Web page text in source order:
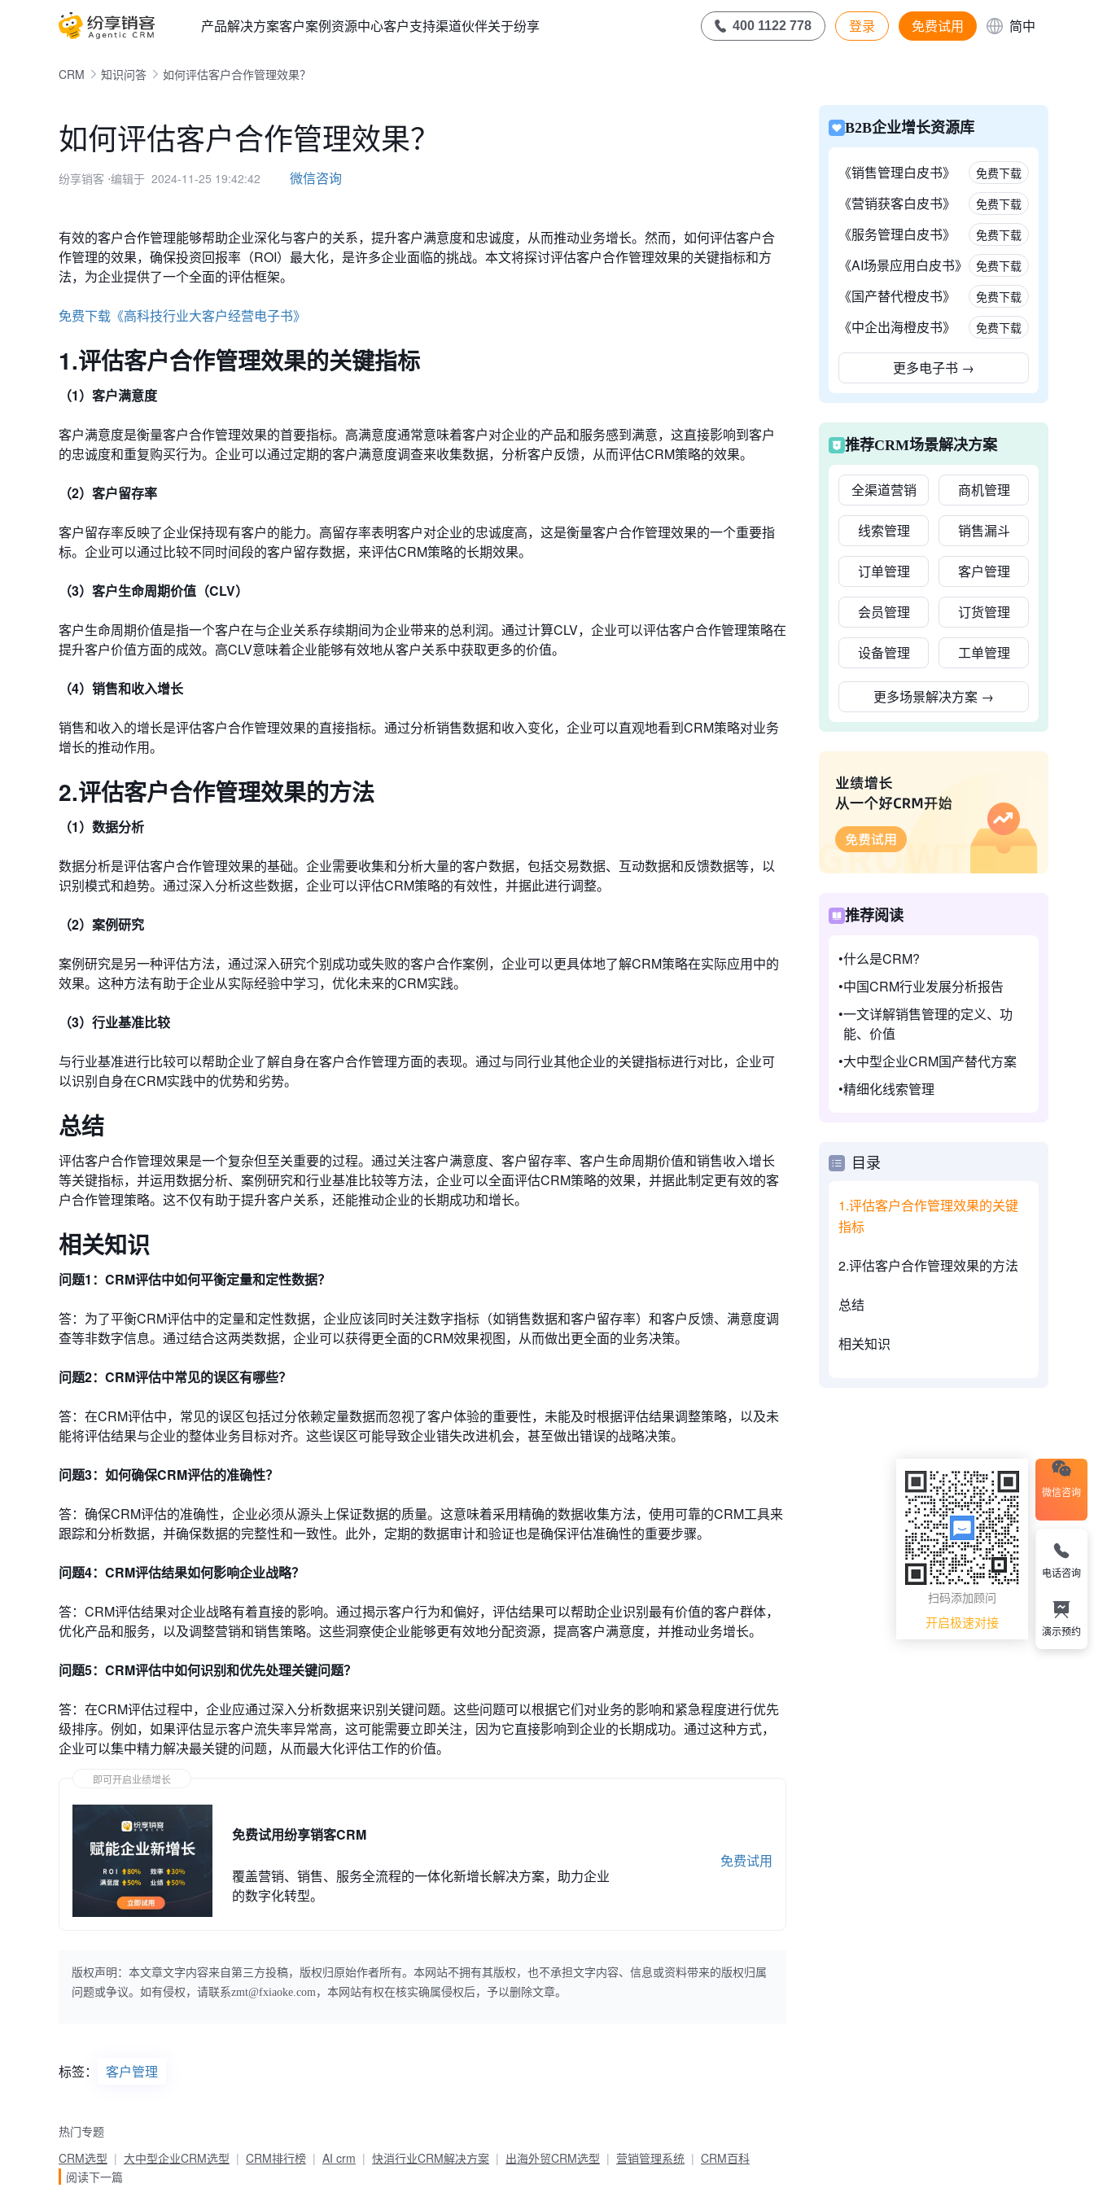
产品解决方案客户案例资源中心客户支持渠道伙伴关于纷享 400 1122 778 登录 免费试用 简中
CRM 知识问答 如何评估客户合作管理效果？
如何评估客户合作管理效果？
纷享销客 ⋅编辑于 2024-11-25 19:42:42 微信咨询
有效的客户合作管理能够帮助企业深化与客户的关系，提升客户满意度和忠诚度，从而推动业务增长。然而，如何评估客户合
作管理的效果，确保投资回报率（ROI）最大化，是许多企业面临的挑战。本文将探讨评估客户合作管理效果的关键指标和方
法，为企业提供了一个全面的评估框架。
免费下载《高科技行业大客户经营电子书》
1.评估客户合作管理效果的关键指标
（1）客户满意度
客户满意度是衡量客户合作管理效果的首要指标。高满意度通常意味着客户对企业的产品和服务感到满意，这直接影响到客户
的忠诚度和重复购买行为。企业可以通过定期的客户满意度调查来收集数据，分析客户反馈，从而评估CRM策略的效果。
（2）客户留存率
客户留存率反映了企业保持现有客户的能力。高留存率表明客户对企业的忠诚度高，这是衡量客户合作管理效果的一个重要指
标。企业可以通过比较不同时间段的客户留存数据，来评估CRM策略的长期效果。
（3）客户生命周期价值（CLV）
客户生命周期价值是指一个客户在与企业关系存续期间为企业带来的总利润。通过计算CLV，企业可以评估客户合作管理策略在
提升客户价值方面的成效。高CLV意味着企业能够有效地从客户关系中获取更多的价值。
（4）销售和收入增长
销售和收入的增长是评估客户合作管理效果的直接指标。通过分析销售数据和收入变化，企业可以直观地看到CRM策略对业务
增长的推动作用。
2.评估客户合作管理效果的方法
（1）数据分析
数据分析是评估客户合作管理效果的基础。企业需要收集和分析大量的客户数据，包括交易数据、互动数据和反馈数据等，以
识别模式和趋势。通过深入分析这些数据，企业可以评估CRM策略的有效性，并据此进行调整。
（2）案例研究
案例研究是另一种评估方法，通过深入研究个别成功或失败的客户合作案例，企业可以更具体地了解CRM策略在实际应用中的
效果。这种方法有助于企业从实际经验中学习，优化未来的CRM实践。
（3）行业基准比较
与行业基准进行比较可以帮助企业了解自身在客户合作管理方面的表现。通过与同行业其他企业的关键指标进行对比，企业可
以识别自身在CRM实践中的优势和劣势。
总结
评估客户合作管理效果是一个复杂但至关重要的过程。通过关注客户满意度、客户留存率、客户生命周期价值和销售收入增长
等关键指标，并运用数据分析、案例研究和行业基准比较等方法，企业可以全面评估CRM策略的效果，并据此制定更有效的客
户合作管理策略。这不仅有助于提升客户关系，还能推动企业的长期成功和增长。
相关知识
问题1：CRM评估中如何平衡定量和定性数据？
答：为了平衡CRM评估中的定量和定性数据，企业应该同时关注数字指标（如销售数据和客户留存率）和客户反馈、满意度调
查等非数字信息。通过结合这两类数据，企业可以获得更全面的CRM效果视图，从而做出更全面的业务决策。
问题2：CRM评估中常见的误区有哪些？
答：在CRM评估中，常见的误区包括过分依赖定量数据而忽视了客户体验的重要性，未能及时根据评估结果调整策略，以及未
能将评估结果与企业的整体业务目标对齐。这些误区可能导致企业错失改进机会，甚至做出错误的战略决策。
问题3：如何确保CRM评估的准确性？
答：确保CRM评估的准确性，企业必须从源头上保证数据的质量。这意味着采用精确的数据收集方法，使用可靠的CRM工具来
跟踪和分析数据，并确保数据的完整性和一致性。此外，定期的数据审计和验证也是确保评估准确性的重要步骤。
问题4：CRM评估结果如何影响企业战略？
答：CRM评估结果对企业战略有着直接的影响。通过揭示客户行为和偏好，评估结果可以帮助企业识别最有价值的客户群体，
优化产品和服务，以及调整营销和销售策略。这些洞察使企业能够更有效地分配资源，提高客户满意度，并推动业务增长。
问题5：CRM评估中如何识别和优先处理关键问题？
答：在CRM评估过程中，企业应通过深入分析数据来识别关键问题。这些问题可以根据它们对业务的影响和紧急程度进行优先
级排序。例如，如果评估显示客户流失率异常高，这可能需要立即关注，因为它直接影响到企业的长期成功。通过这种方式，
企业可以集中精力解决最关键的问题，从而最大化评估工作的价值。
即可开启业绩增长
免费试用纷享销客CRM
覆盖营销、销售、服务全流程的一体化新增长解决方案，助力企业
的数字化转型。
免费试用
版权声明：本文章文字内容来自第三方投稿，版权归原始作者所有。本网站不拥有其版权，也不承担文字内容、信息或资料带来的版权归属
问题或争议。如有侵权，请联系zmt@fxiaoke.com，本网站有权在核实确属侵权后，予以删除文章。
标签： 客户管理
热门专题
CRM选型
大中型企业CRM选型 CRM排行榜 AI crm 快消行业CRM解决方案 出海外贸CRM选型 营销管理系统
CRM百科
阅读下一篇
B2B企业增长资源库
《销售管理白皮书》 免费下载
《营销获客白皮书》 免费下载
《服务管理白皮书》 免费下载
《AI场景应用白皮书》 免费下载
《国产替代橙皮书》 免费下载
《中企出海橙皮书》 免费下载
更多电子书 →
推荐CRM场景解决方案
全渠道营销 商机管理
线索管理 销售漏斗
订单管理 客户管理
会员管理 订货管理
设备管理 工单管理
更多场景解决方案 →
推荐阅读
什么是CRM?
中国CRM行业发展分析报告
一文详解销售管理的定义、功
能、价值
大中型企业CRM国产替代方案
精细化线索管理
目录
1.评估客户合作管理效果的关键
指标
2.评估客户合作管理效果的方法
总结
相关知识
微信咨询
扫码添加顾问
开启极速对接
电话咨询
演示预约